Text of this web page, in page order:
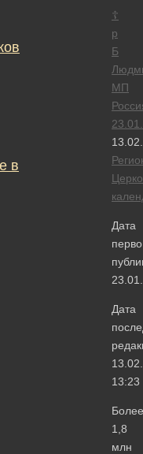
☦
р
Б
МП
Дата
Дата
13:23
Более
1,8
млн
в